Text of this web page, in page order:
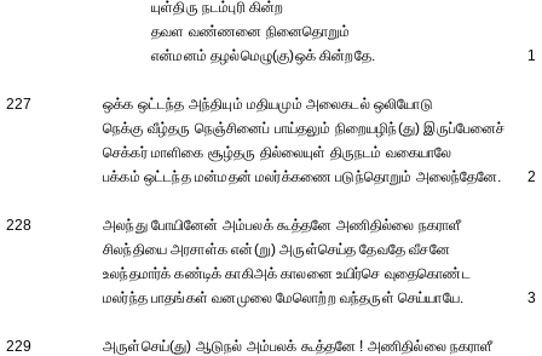
யுள்திரு நடம்புரி கின்ற
தவள வண்ணனை நினைதொறும்
என்மனம் தழல்மெழு(கு)ஒக் கின்றதே.
1
227
ஒக்க ஒட்டந்த அந்தியும் மதியமும் அலைகடல் ஒலியோடு
நெக்கு வீழ்தரு நெஞ்சினைப் பாய்தலும் நிறையழிந்(து) இருப்பேனைச்
செக்கர் மாளிகை சூழ்தரு தில்லையுள் திருநடம் வகையாலே
பக்கம் ஒட்டந்த மன்மதன் மலர்க்கணை படுந்தொறும் அலைந்தேனே.
2
228
அலந்து போயினேன் அம்பலக் கூத்தனே அணிதில்லை நகராளீ
சிலந்தியை அரசாள்க என்(று) அருள்செய்த தேவதே வீசனே
உலந்தமார்க் கண்டிக் காகிஅக் காலனை உயிர்செ வுதைகொண்ட
மலர்ந்த பாதங்கள் வனமுலை மேலொற்ற வந்தருள் செய்யாயே.
3
229
அருள்செய்(து) ஆடுநல் அம்பலக் கூத்தனே ! அணிதில்லை நகராளீ